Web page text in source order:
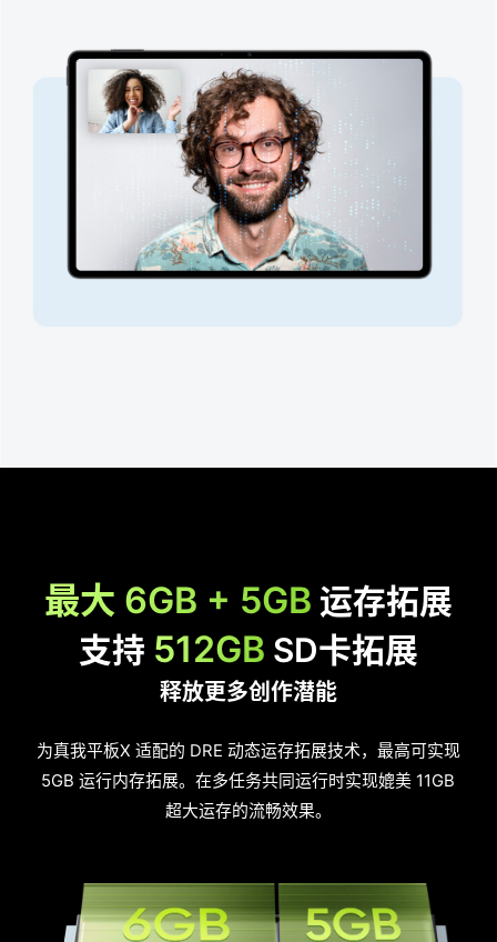
最大 6GB + 5GB 运存拓展
支持 512GB SD卡拓展
释放更多创作潜能
为真我平板X 适配的 DRE 动态运存拓展技术，最高可实现
5GB 运行内存拓展。在多任务共同运行时实现媲美 11GB
超大运存的流畅效果。